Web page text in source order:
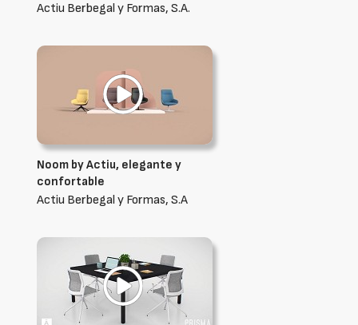
Actiu Berbegal y Formas, S.A.
Noom by Actiu, elegante y
confortable
Actiu Berbegal y Formas, S.A